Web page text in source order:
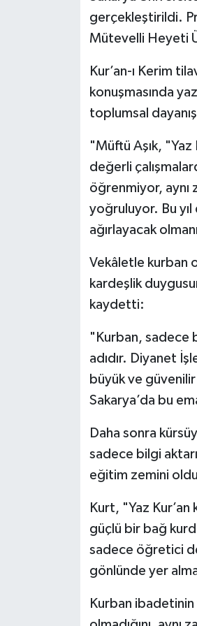
gerçekleştirildi.
Mütevelli Heyeti
Kur’an-ı Kerim
konuşmasında
toplumsal
"Müftü Aşık, "Yaz
değerli
öğrenmiyor, aynı
yoğruluyor. Bu
ağırlayacak
Vekâletle kurban
kardeşlik
kaydetti:
"Kurban, sadece
adıdır. Diyanet
büyük ve
Sakarya’da bu
Daha sonra
sadece bilgi
eğitim zemini
Kurt, "Yaz Kur’an
güçlü bir bağ
sadece öğretici
gönlünde yer
Kurban
Bitlis Müftülüğü
Bolu Müftülüğü
Bursa Müftülüğü
Çanakkale Müftülüğü
Çankırı Müftülüğü
Denizli Müftülüğü
Düzce Müftülüğü
Edirne Müftülüğü
Erzincan Müftülüğü
Eskişehir Müftülüğü
Gaziantep Müftülüğü
Giresun Müftülüğü
Makaleler
Duyurular
Bilim, Teknoloji
Diyanet TV